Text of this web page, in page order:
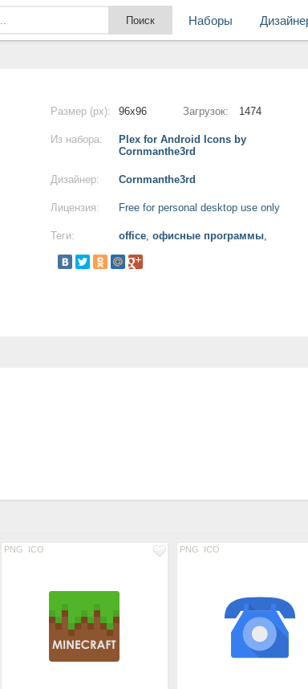
Наборы
Размер (px): 96x96 Загрузок: 1474
Из набора:
Plex for Android Icons by
Cornmanthe3rd
Дизайнер: Cornmanthe3rd
Лицензия: Free for personal desktop use only
Теги: office, офисные программы,
PNG ICO PNG ICO